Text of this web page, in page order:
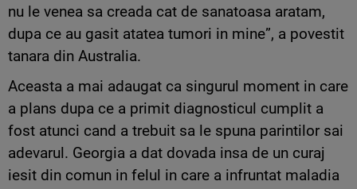
nu le venea sa creada cat de sanatoasa aratam,
dupa ce au gasit atatea tumori in mine”, a povestit
tanara din Australia.
Aceasta a mai adaugat ca singurul moment in care
a plans dupa ce a primit diagnosticul cumplit a
fost atunci cand a trebuit sa le spuna parintilor sai
adevarul. Georgia a dat dovada insa de un curaj
iesit din comun in felul in care a infruntat maladia